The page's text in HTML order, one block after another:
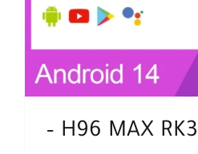
جهاز H96 MAX RK3576 M9 –